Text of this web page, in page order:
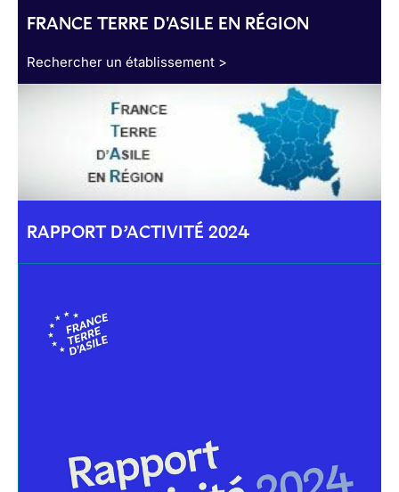
FRANCE TERRE D'ASILE EN RÉGION
Rechercher un établissement >
RAPPORT D’ACTIVITÉ 2024